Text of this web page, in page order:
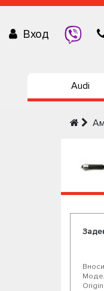
Вход
Audi